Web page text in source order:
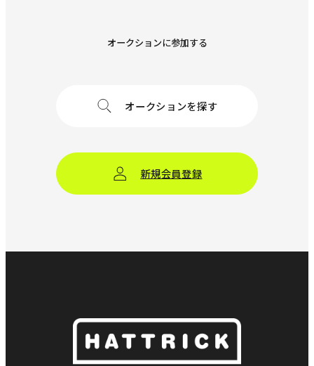
オークションに参加する
オークションを探す
新規会員登録